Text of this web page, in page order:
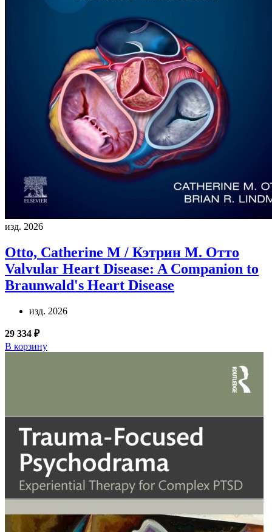
изд. 2026
Otto, Catherine M / Кэтрин М. Отто
Valvular Heart Disease: A Companion to
Braunwald's Heart Disease
изд. 2026
29 334 ₽
В корзину